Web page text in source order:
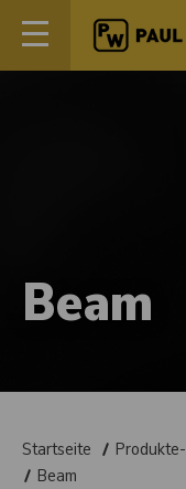
Beam
Startseite
Beam